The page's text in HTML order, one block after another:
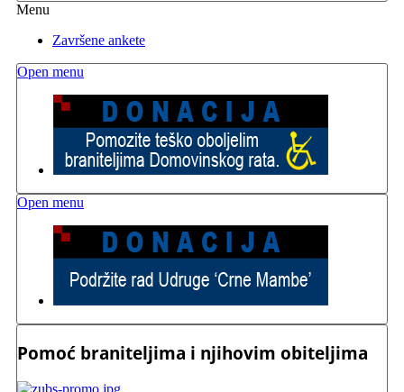
Menu
Završene ankete
Open menu
Open menu
Pomoć braniteljima i njihovim obiteljima